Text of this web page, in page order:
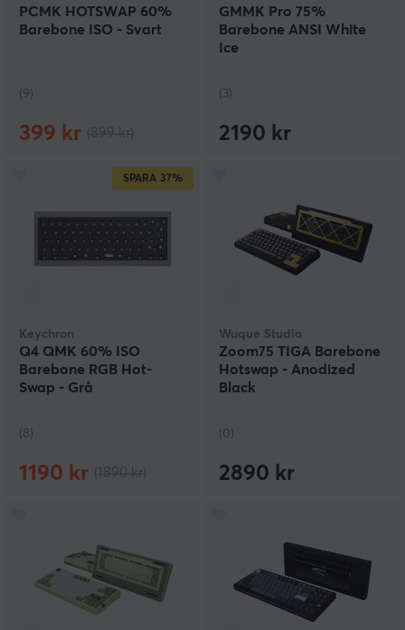
PCMK HOTSWAP 60%
Barebone ISO - Svart
(9)
399 kr
GMMK Pro 75%
Barebone ANSI White
Ice
(3)
2190 kr
SPARA 37%
Keychron
Q4 QMK 60% ISO
Barebone RGB Hot-
Swap - Grå
(8)
1190 kr
Wuque Studio
Zoom75 TIGA Barebone
Hotswap - Anodized
Black
(0)
2890 kr